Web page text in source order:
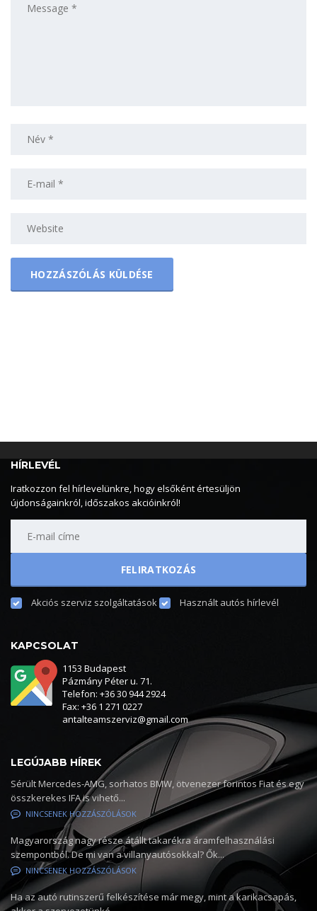
HÍRLEVÉL
Iratkozzon fel hírlevelünkre, hogy elsőként értesüljön
újdonságainkról, időszakos akcióinkról!
Akciós szerviz szolgáltatások Használt autós hírlevél
KAPCSOLAT
1153 Budapest
Pázmány Péter u. 71.
Telefon: +36 30 944 2924
Fax: +36 1 271 0227
antalteamszerviz@gmail.com
LEGÚJABB HÍREK
Sérült Mercedes-AMG, sorhatos BMW, ötvenezer forintos Fiat és egy
összkerekes IFA is vihető...
NINCSENEK HOZZÁSZÓLÁSOK
Magyarország nagy része átállt takarékra áramfelhasználási
szempontból. De mi van a villanyautósokkal? Ők...
NINCSENEK HOZZÁSZÓLÁSOK
Ha az autó rutinszerű felkészítése már megy, mint a karikacsapás,